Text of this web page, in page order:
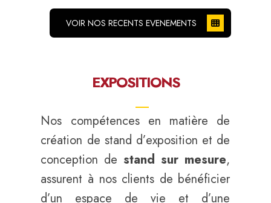
VOIR NOS RECENTS EVENEMENTS
EXPOSITIONS
Nos compétences en matière de
création de stand d’exposition et de
conception de stand sur mesure,
assurent à nos clients de bénéficier
d’un espace de vie et d’une